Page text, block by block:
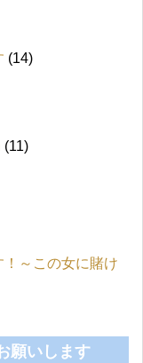
(14)
(11)
～この女に賭け
願いします